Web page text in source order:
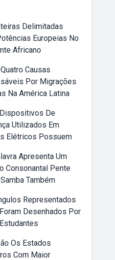
Delimitadas
Europeias No
Africano
Causas
Por Migrações
Na América Latina
De
Utilizados Em
Elétricos Possuem
Apresenta Um
Consonantal Pente
Também
Representados
Desenhados Por
Os Estados
Com Maior